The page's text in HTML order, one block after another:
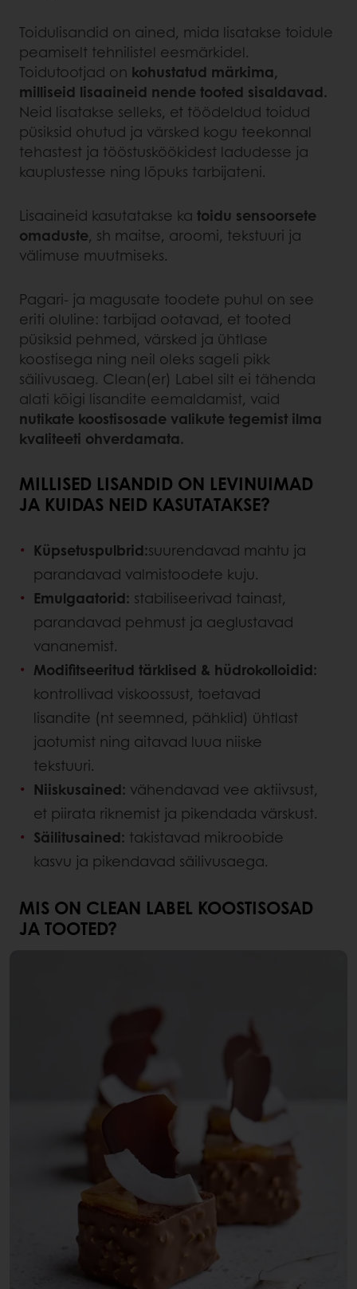
Toidulisandid on ained, mida lisatakse toidule
peamiselt tehnilistel eesmärkidel.
Toidutootjad on kohustatud märkima,
milliseid lisaaineid nende tooted sisaldavad.
Neid lisatakse selleks, et töödeldud toidud
püsiksid ohutud ja värsked kogu teekonnal
tehastest ja tööstusköökidest ladudesse ja
kauplustesse ning lõpuks tarbijateni.
Lisaaineid kasutatakse ka toidu sensoorsete
omaduste, sh maitse, aroomi, tekstuuri ja
välimuse muutmiseks.
Pagari- ja magusate toodete puhul on see
eriti oluline: tarbijad ootavad, et tooted
püsiksid pehmed, värsked ja ühtlase
koostisega ning neil oleks sageli pikk
säilivusaeg. Clean(er) Label silt ei tähenda
alati kõigi lisandite eemaldamist, vaid
nutikate koostisosade valikute tegemist ilma
kvaliteeti ohverdamata.
MILLISED LISANDID ON LEVINUIMAD
JA KUIDAS NEID KASUTATAKSE?
Küpsetuspulbrid:suurendavad mahtu ja
parandavad valmistoodete kuju.
Emulgaatorid: stabiliseerivad tainast,
parandavad pehmust ja aeglustavad
vananemist.
Modifitseeritud tärklised & hüdrokolloidid:
kontrollivad viskoossust, toetavad
lisandite (nt seemned, pähklid) ühtlast
jaotumist ning aitavad luua niiske
tekstuuri.
Niiskusained: vähendavad vee aktiivsust,
et piirata riknemist ja pikendada värskust.
Säilitusained: takistavad mikroobide
kasvu ja pikendavad säilivusaega.
MIS ON CLEAN LABEL KOOSTISOSAD
JA TOOTED?